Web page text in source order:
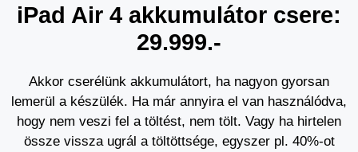
iPad Air 4 akkumulátor csere:
29.999.-
Akkor cserélünk akkumulátort, ha nagyon gyorsan
lemerül a készülék. Ha már annyira el van használódva,
hogy nem veszi fel a töltést, nem tölt. Vagy ha hirtelen
össze vissza ugrál a töltöttsége, egyszer pl. 40%-ot